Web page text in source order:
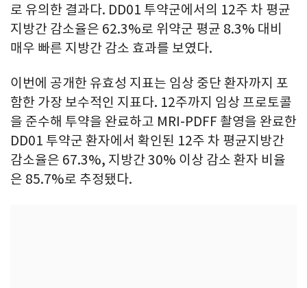
로 유의한 결과다. DD01 투약군에서의 12주 차 평균
지방간 감소율은 62.3%로 위약군 평균 8.3% 대비
매우 빠른 지방간 감소 효과를 보였다.
이번에 공개한 유효성 지표는 임상 중단 환자까지 포
함한 가장 보수적인 지표다. 12주까지 임상 프로토콜
을 준수해 투약을 완료하고 MRI-PDFF 촬영을 완료한
DD01 투약군 환자에서 확인된 12주 차 평균지방간
감소율은 67.3%, 지방간 30% 이상 감소 환자 비율
은 85.7%로 추정됐다.